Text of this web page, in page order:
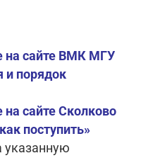
на сайте ВМК МГУ
и порядок
сайте Сколково
поступить»
указанную